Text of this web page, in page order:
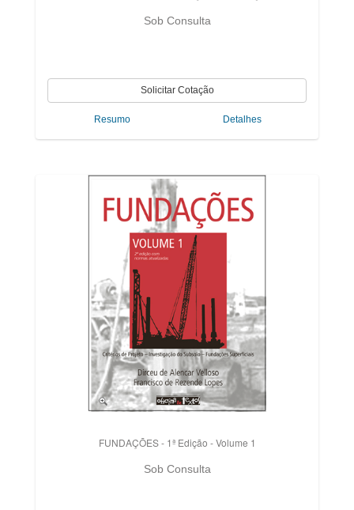
Sob Consulta
Resumo Detalhes
FUNDAÇÕES - 1ª Edição - Volume 1
Sob Consulta